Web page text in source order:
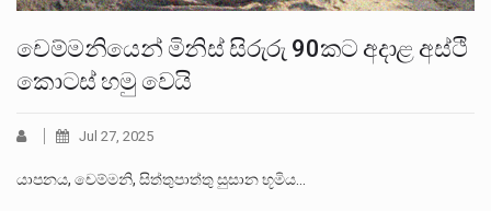
චෙම්මනියෙන් මිනිස් සිරුරු 90කට අදාළ අස්ථි
කොටස් හමු වෙයි
Jul 27, 2025
යාපනය, චෙම්මනි, සිත්තුපාත්තු සුසාන භූමිය…